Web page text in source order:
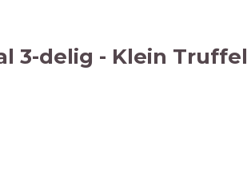
3-delig - Klein Truffel